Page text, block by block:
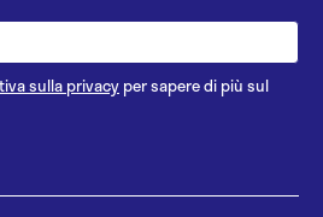
sulla privacyper sapere di più sul